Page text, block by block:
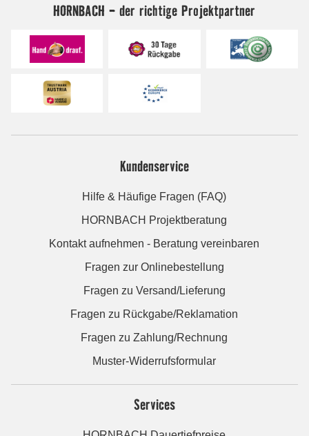
HORNBACH - der richtige Projektpartner
Kundenservice
Hilfe & Häufige Fragen (FAQ)
HORNBACH Projektberatung
Kontakt aufnehmen - Beratung vereinbaren
Fragen zur Onlinebestellung
Fragen zu Versand/Lieferung
Fragen zu Rückgabe/Reklamation
Fragen zu Zahlung/Rechnung
Muster-Widerrufsformular
Services